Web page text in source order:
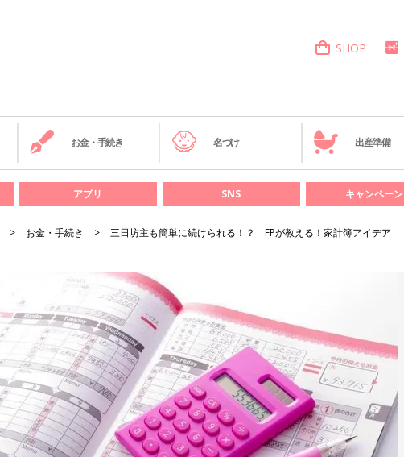
SHOP
お金・手続き 名づけ 出産準備
アプリ SNS キャンペーン
お金・手続き 三日坊主も簡単に続けられる！？ FPが教える！家計簿アイデア